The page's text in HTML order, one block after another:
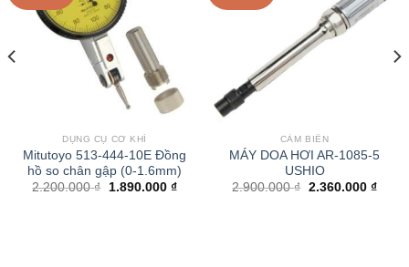
DỤNG CỤ CƠ KHÍ
Mitutoyo 513-444-10E Đồng
hồ so chân gập (0-1.6mm)
2.200.000₫
Giá
1.890.000 ₫Giá
CẢM BIẾN
MÁY DOA HƠI AR-1085-5
USHIO
2.900.000₫ Giá
2.360.000 ₫Giá